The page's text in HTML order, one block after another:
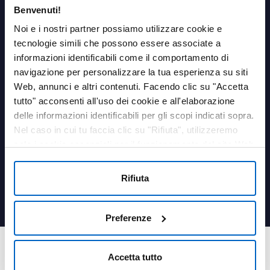
Benvenuti!
Noi e i nostri partner possiamo utilizzare cookie e
tecnologie simili che possono essere associate a
informazioni identificabili come il comportamento di
navigazione per personalizzare la tua esperienza su siti
Web, annunci e altri contenuti. Facendo clic su "Accetta
tutto" acconsenti all'uso dei cookie e all'elaborazione
delle informazioni identificabili per gli scopi indicati sopra.
Nel caso in cui tu faccia clic su "Rifiuta", utilizzeremo
e non sono in grado di ottimizzare e personalizzare il
nostro sito Web. In qualsiasi momento, puoi visualizzare,
"Preferenze cookie" nel piè di pagina di ogni pagina.
Accetta tutto
Preferenze
Rifiuta
AREA PERSONALE
Login
LINK UTILI
Contatti
Termini e condizioni
Privacy Policy
Cookies Policy
Farmacovigilanza
Dichiarazione sui cookie
© 2018, 2025 - Amgen Inc. Tutti i diritti sono riservati. Amgen S.r.l. a socio
Partita IVA e Codice Fiscale 10051170156 – sottoposta alla Direzione ed al